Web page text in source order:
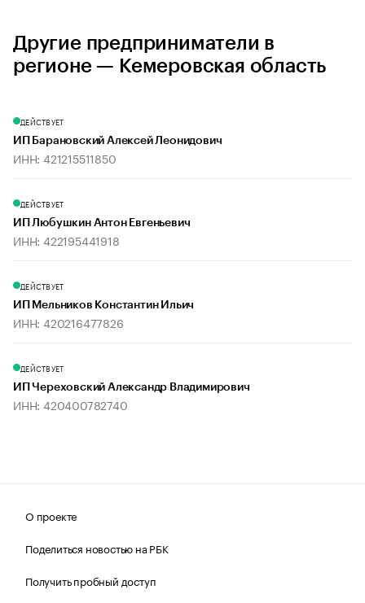
Другие предприниматели в
регионе — Кемеровская область
ДЕЙСТВУЕТ
ИП Барановский Алексей Леонидович
ИНН: 421215511850
ДЕЙСТВУЕТ
ИП Любушкин Антон Евгеньевич
ИНН: 422195441918
ДЕЙСТВУЕТ
ИП Мельников Константин Ильич
ИНН: 420216477826
ДЕЙСТВУЕТ
ИП Череховский Александр Владимирович
ИНН: 420400782740
О проекте
Поделиться новостью на РБК
Получить пробный доступ